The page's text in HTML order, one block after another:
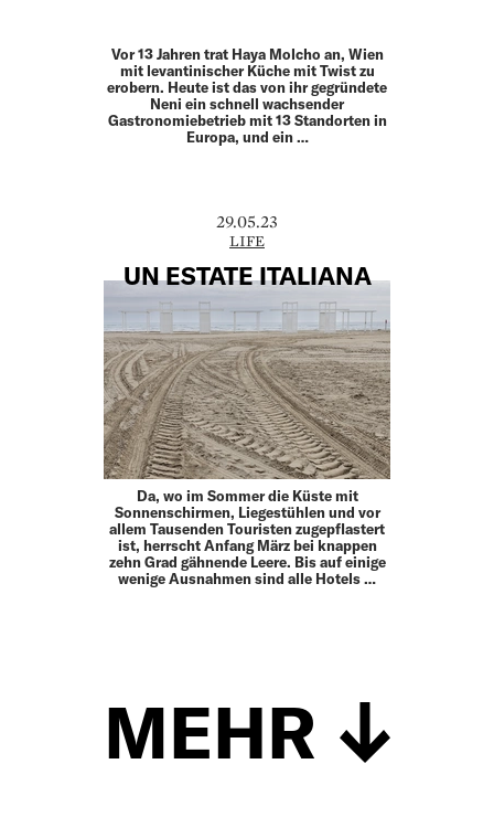
Vor 13 Jahren trat Haya Molcho an, Wien
mit levantinischer Küche mit Twist zu
erobern. Heute ist das von ihr gegründete
Neni ein schnell wachsender
Gastronomiebetrieb mit 13 Standorten in
Europa, und ein …
29.05.23
LIFE
UN ESTATE ITALIANA
Da, wo im Sommer die Küste mit
Sonnenschirmen, Liegestühlen und vor
allem Tausenden Touristen zugepflastert
ist, herrscht Anfang März bei knappen
zehn Grad gähnende Leere. Bis auf einige
wenige Ausnahmen sind alle Hotels …
MEHR